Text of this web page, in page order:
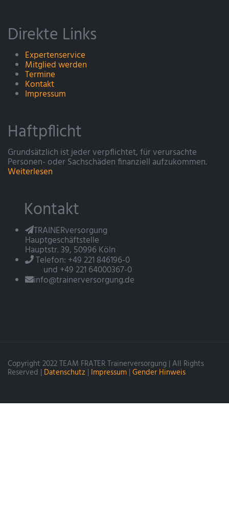
Direkte Links
Expertenservice
Mitglied werden
Termine
Kontakt
Impressum
Haftpflicht
Grundsätzlich ist jeder verpflichtet, für verursachte
Personen- oder Sachschäden finanziell aufzukommen.
Weiterlesen
Kontakt
TRAINERversorgung
Hauptgeschäftstelle
Hauptstr. 39, 50996 Köln
Telefon: +49 221 846196-0
und +49 221 64000367-0
info@trainerversorgung.de
Copyright 2022 TEAM FRATER Trainerversorgung | All Rights
Reserved | Datenschutz | Impressum | Gender Hinweis